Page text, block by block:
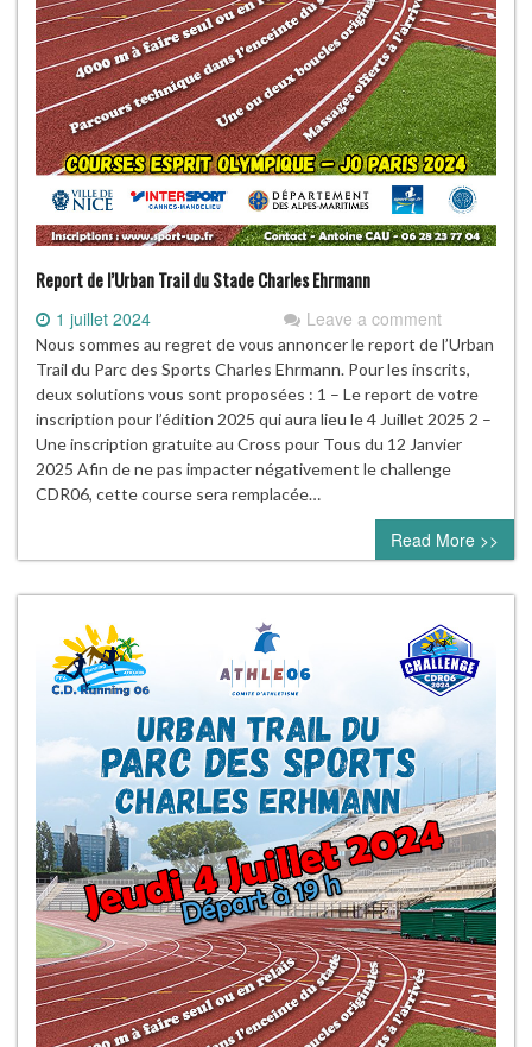
Report de l’Urban Trail du Stade Charles Ehrmann
1 juillet 2024 Leave a comment
Nous sommes au regret de vous annoncer le report de l’Urban
Trail du Parc des Sports Charles Ehrmann. Pour les inscrits,
deux solutions vous sont proposées : 1 – Le report de votre
inscription pour l’édition 2025 qui aura lieu le 4 Juillet 2025 2 –
Une inscription gratuite au Cross pour Tous du 12 Janvier
2025 Afin de ne pas impacter négativement le challenge
CDR06, cette course sera remplacée…
Read More >>